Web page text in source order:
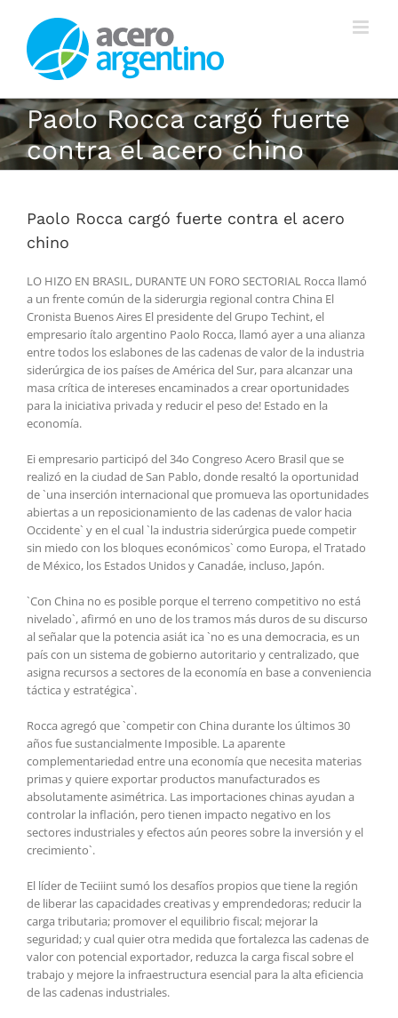
contenido
Paolo Rocca cargó fuerte
contra el acero chino
Paolo Rocca cargó fuerte contra el acero
chino
LO HIZO EN BRASIL, DURANTE UN FORO SECTORIAL Rocca llamó
a un frente común de la siderurgia regional contra China El
Cronista Buenos Aires El presidente del Grupo Techint, el
empresario ítalo argentino Paolo Rocca, llamó ayer a una alianza
entre todos los eslabones de las cadenas de valor de la industria
siderúrgica de ios países de América del Sur, para alcanzar una
masa crítica de intereses encaminados a crear oportunidades
para la iniciativa privada y reducir el peso de! Estado en la
economía.
Ei empresario participó del 34o Congreso Acero Brasil que se
realizó en la ciudad de San Pablo, donde resaltó la oportunidad
de `una inserción internacional que promueva las oportunidades
abiertas a un reposicionamiento de las cadenas de valor hacia
Occidente` y en el cual `la industria siderúrgica puede competir
sin miedo con los bloques económicos` como Europa, el Tratado
de México, los Estados Unidos y Canadáe, incluso, Japón.
`Con China no es posible porque el terreno competitivo no está
nivelado`, afirmó en uno de los tramos más duros de su discurso
al señalar que la potencia asiát ica `no es una democracia, es un
país con un sistema de gobierno autoritario y centralizado, que
asigna recursos a sectores de la economía en base a conveniencia
táctica y estratégica`.
Rocca agregó que `competir con China durante los últimos 30
años fue sustancialmente Imposible. La aparente
complementariedad entre una economía que necesita materias
primas y quiere exportar productos manufacturados es
absolutamente asimétrica. Las importaciones chinas ayudan a
controlar la inflación, pero tienen impacto negativo en los
sectores industriales y efectos aún peores sobre la inversión y el
crecimiento`.
El líder de Teciiint sumó los desafíos propios que tiene la región
de liberar las capacidades creativas y emprendedoras; reducir la
carga tributaria; promover el equilibrio fiscal; mejorar la
seguridad; y cual quier otra medida que fortalezca las cadenas de
valor con potencial exportador, reduzca la carga fiscal sobre el
trabajo y mejore la infraestructura esencial para la alta eficiencia
de las cadenas industriales.